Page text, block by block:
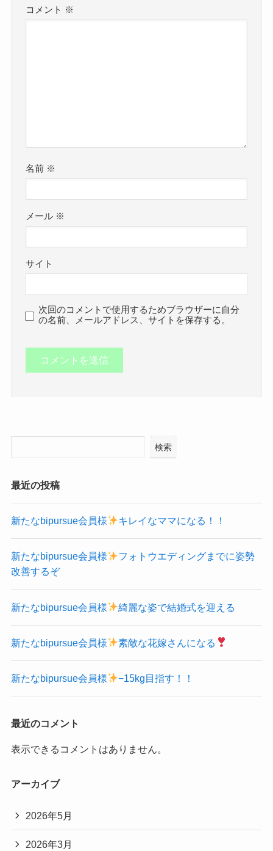
コメント ※
名前 ※
メール ※
サイト
次回のコメントで使用するためブラウザーに自分
の名前、メールアドレス、サイトを保存する。
検索
最近の投稿
新たなbipursue会員様 キレイなママになる！！
新たなbipursue会員様
フォトウエディングまでに姿勢
改善するぞ
新たなbipursue会員様 綺麗な姿で結婚式を迎える
新たなbipursue会員様 素敵な花嫁さんになる
新たなbipursue会員様 −15kg目指す！！
最近のコメント
表示できるコメントはありません。
アーカイブ
2026年5月
2026年3月